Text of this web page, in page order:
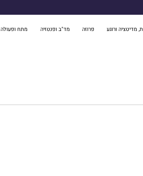
מדיטציה ורוגע פרוזה מד"ב ופנטזיה מתח ופעולה